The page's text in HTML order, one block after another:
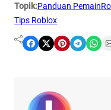
Topik:Panduan Pemain
Tips Roblox
Share on Facebook Share on X Share on Pinterest Share on Telegram Share on WhatsApp Share on Email